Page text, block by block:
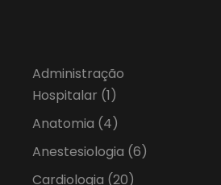
Administração
Hospitalar (1)
Anatomia (4)
Anestesiologia (6)
Cardiologia (20)